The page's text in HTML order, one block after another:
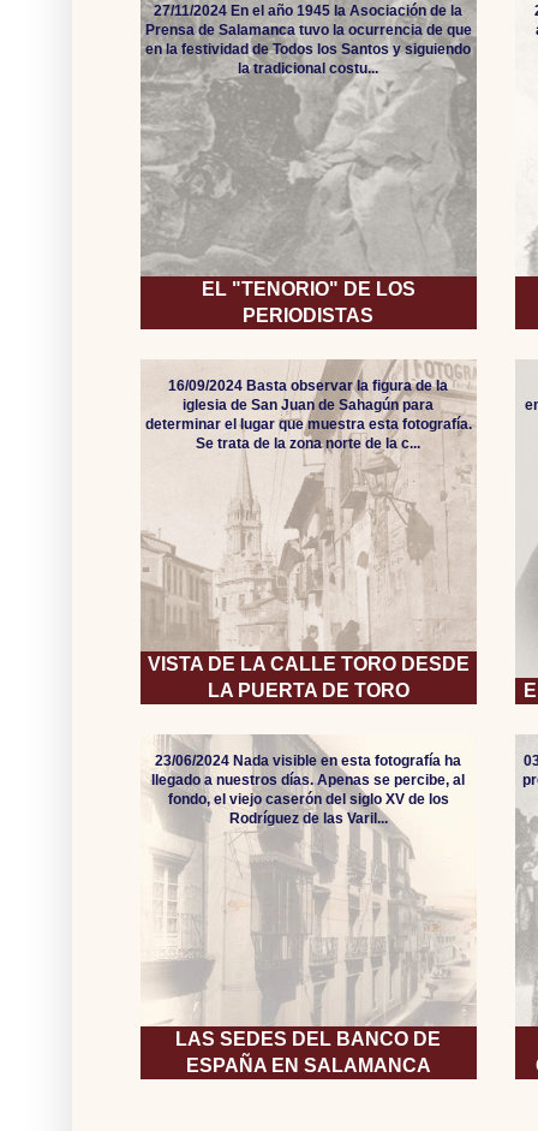
EL "TENORIO" DE LOS
PERIODISTAS
27/11/2024 En el año 1945 la Asociación de la
Prensa de Salamanca tuvo la ocurrencia de que
en la festividad de Todos los Santos y siguiendo
la tradicional costu...
VISTA DE LA CALLE TORO DESDE
LA PUERTA DE TORO
16/09/2024 Basta observar la figura de la
iglesia de San Juan de Sahagún para
determinar el lugar que muestra esta fotografía.
Se trata de la zona norte de la c...
LAS SEDES DEL BANCO DE
ESPAÑA EN SALAMANCA
23/06/2024 Nada visible en esta fotografía ha
llegado a nuestros días. Apenas se percibe, al
fondo, el viejo caserón del siglo XV de los
Rodríguez de las Varil...